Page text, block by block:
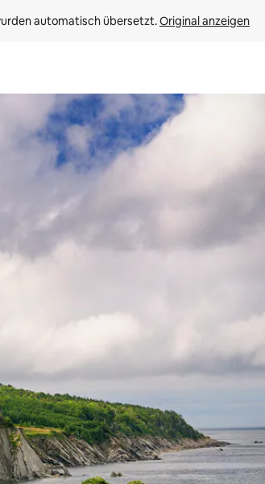
automatisch übersetzt. Original anzeigen
unten oder erkunde die Ergebnisse durch